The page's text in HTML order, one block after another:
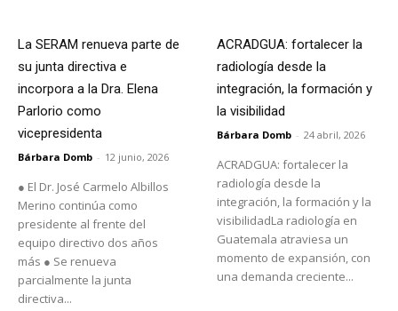
La SERAM renueva parte de
su junta directiva e
incorpora a la Dra. Elena
Parlorio como
vicepresidenta
Bárbara Domb - 12 junio, 2026
● El Dr. José Carmelo Albillos
Merino continúa como
presidente al frente del
equipo directivo dos años
más ● Se renueva
parcialmente la junta
directiva...
ACRADGUA: fortalecer la
radiología desde la
integración, la formación y
la visibilidad
Bárbara Domb - 24 abril, 2026
ACRADGUA: fortalecer la
radiología desde la
integración, la formación y la
visibilidadLa radiología en
Guatemala atraviesa un
momento de expansión, con
una demanda creciente...